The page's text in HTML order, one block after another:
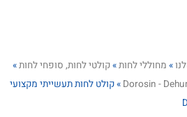
» מחוללי לחות»קולטי לחות, סופחי לחות»
»קולט לחות תעשייתי מקצועי